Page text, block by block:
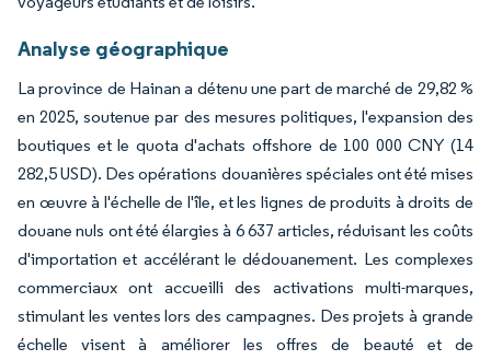
Analyse géographique
La province de Hainan a détenu une part de marché de 29,82 %
en 2025, soutenue par des mesures politiques, l'expansion des
boutiques et le quota d'achats offshore de 100 000 CNY (14
282,5 USD). Des opérations douanières spéciales ont été mises
en œuvre à l'échelle de l'île, et les lignes de produits à droits de
douane nuls ont été élargies à 6 637 articles, réduisant les coûts
d'importation et accélérant le dédouanement. Les complexes
commerciaux ont accueilli des activations multi-marques,
stimulant les ventes lors des campagnes. Des projets à grande
échelle visent à améliorer les offres de beauté et de